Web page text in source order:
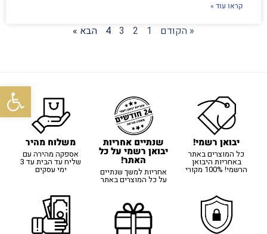
פתח
קראו עוד »
« הקודם 1
2
3
4 הבא »
יבואן רשמי!
כל המוצרים באתר
באחריות היבואן
הרשמי! 100% מקורי
שנתיים אחריות
יבואן רשמי על כל
האתר!
אחריות למשך שנתיים
על כל המוצרים באתר
משלוח מהיר
אספקה מהירה עם
שליח עד הבית עד 3
ימי עסקים